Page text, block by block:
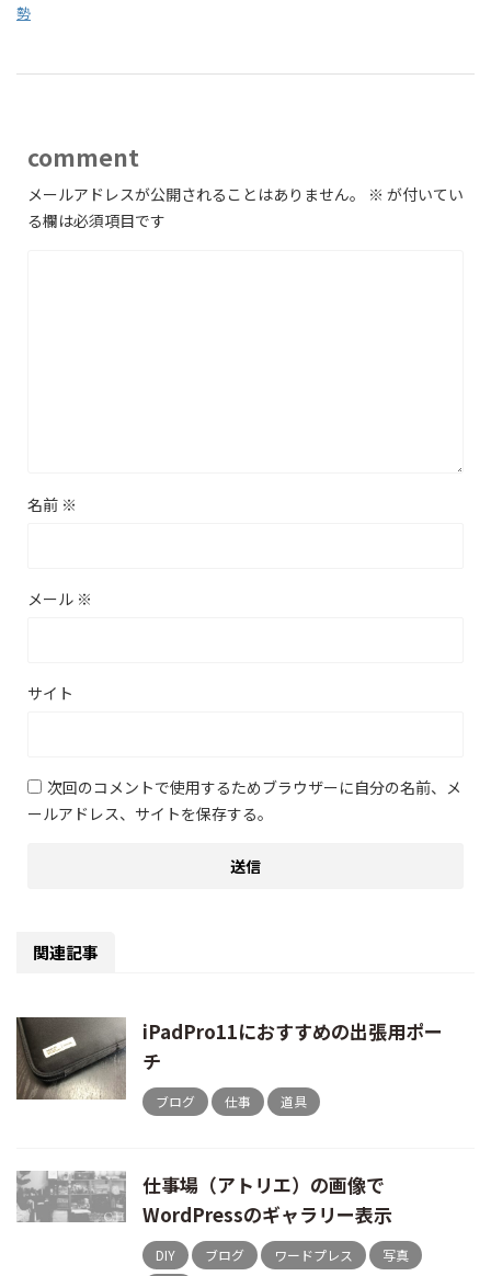
勢
comment
メールアドレスが公開されることはありません。 ※ が付いてい
る欄は必須項目です
名前 ※
メール ※
サイト
次回のコメントで使用するためブラウザーに自分の名前、メ
ールアドレス、サイトを保存する。
関連記事
iPadPro11におすすめの出張用ポー
チ
ブログ 仕事 道具
仕事場（アトリエ）の画像で
WordPressのギャラリー表示
DIY ブログ ワードプレス
写真